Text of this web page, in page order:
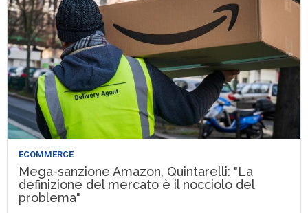
ECOMMERCE
Mega-sanzione Amazon, Quintarelli: "La
definizione del mercato è il nocciolo del
problema"